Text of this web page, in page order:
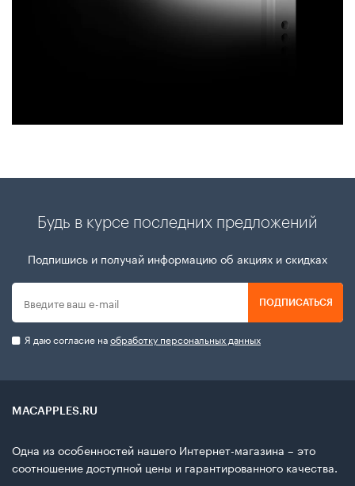
Будь в курсе последних предложений
Подпишись и получай информацию об акциях и скидках
ПОДПИСАТЬСЯ
Я даю согласие наобработку персональных данных
MACAPPLES.RU
Одна из особенностей нашего Интернет-магазина – это
соотношение доступной цены и гарантированного качества.